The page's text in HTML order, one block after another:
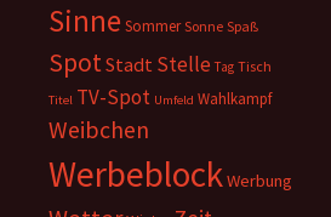
Sinne Sommer Sonne Spaß
SpotStadt Stelle Tag Tisch
Titel TV-Spot Umfeld Wahlkampf
Weibchen
WerbeblockWerbung